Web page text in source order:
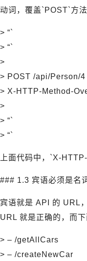
动词，覆盖`POST`方法
> “`
> “`
>
> POST /api/Person/
> X-HTTP-Method-
>
> “`
> “`
上面代码中，`X-
### 1.3 宾语必须是名
宾语就是 API 的 URL
URL 就是正确的，而
> – /getAllCars
> – /createNewCar